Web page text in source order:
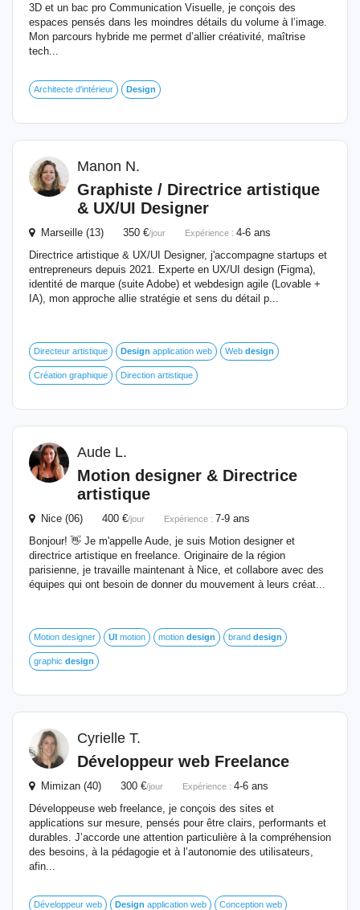
3D et un bac pro Communication Visuelle, je conçois des
espaces pensés dans les moindres détails du volume à l’image.
Mon parcours hybride me permet d’allier créativité, maîtrise
tech...
Architecte d'intérieur Design
Manon N.
Graphiste / Directrice artistique
& UX/UI Designer
Marseille (13) 350 €/jour Expérience : 4-6 ans
Directrice artistique & UX/UI Designer, j'accompagne startups et
entrepreneurs depuis 2021. Experte en UX/UI design (Figma),
identité de marque (suite Adobe) et webdesign agile (Lovable +
IA), mon approche allie stratégie et sens du détail p...
Directeur artistique Design application web Web design
Création graphique Direction artistique
Aude L.
Motion designer & Directrice
artistique
Nice (06) 400 €/jour Expérience : 7-9 ans
Bonjour! 👋 Je m'appelle Aude, je suis Motion designer et
directrice artistique en freelance. Originaire de la région
parisienne, je travaille maintenant à Nice, et collabore avec des
équipes qui ont besoin de donner du mouvement à leurs créat...
Motion designer UI motion motion design brand design
graphic design
Cyrielle T.
Développeur web Freelance
Mimizan (40) 300 €/jour Expérience : 4-6 ans
Développeuse web freelance, je conçois des sites et
applications sur mesure, pensés pour être clairs, performants et
durables. J’accorde une attention particulière à la compréhension
des besoins, à la pédagogie et à l’autonomie des utilisateurs,
afin...
Développeur web Design application web Conception web